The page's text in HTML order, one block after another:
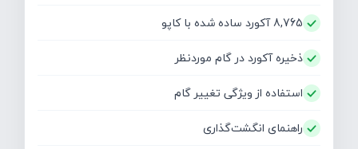
8,765 آکورد ساده شده با کاپو
ذخیره آکورد در گام موردنظر
استفاده از ویژگی تغییر گام
راهنمای انگشت‌گذاری